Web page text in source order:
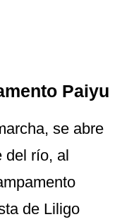
Paiyu
se abre
del río, al
de Liligo